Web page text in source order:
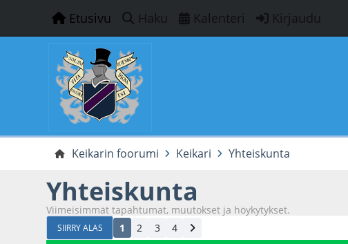
Etusivu Haku Kalenteri Kirjaudu
Keikarin foorumi Keikari Yhteiskunta
Yhteiskunta
Viimeisimmät tapahtumat, muutokset ja höykytykset.
SIIRRY ALAS 1 2 3 4